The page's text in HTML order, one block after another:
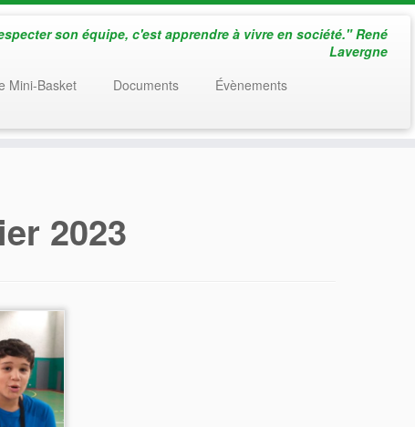
son équipe, c'est apprendre à vivre en société." René
Lavergne
Mini-Basket Documents
Évènements
2023